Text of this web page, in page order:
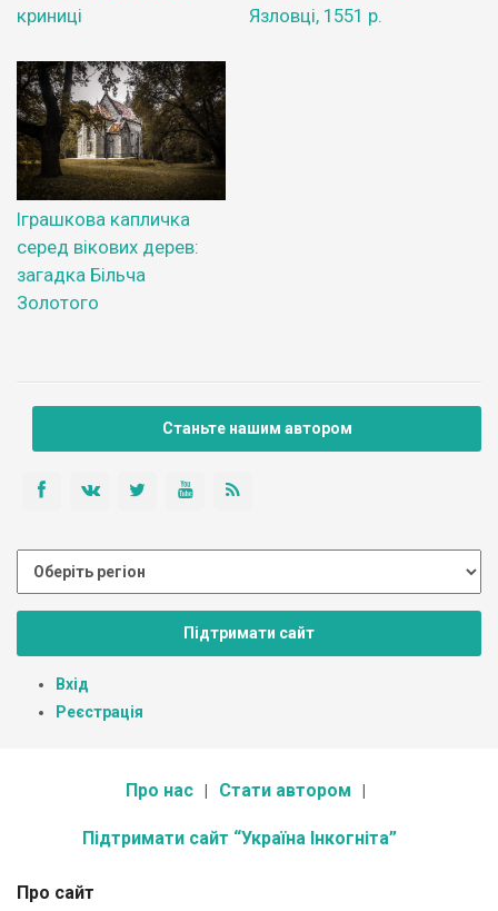
криниці
Язловці, 1551 р.
Іграшкова капличка
серед вікових дерев:
загадка Більча
Золотого
Станьте нашим автором
Підтримати сайт
Вхід
Реєстрація
Про нас Стати автором
Підтримати сайт “Україна Інкогніта”
Про сайт